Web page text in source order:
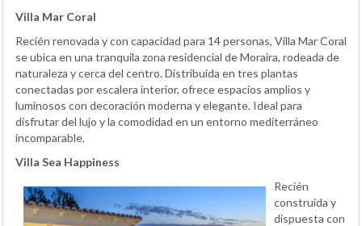
Villa Mar Coral
Recién renovada y con capacidad para 14 personas, Villa Mar Coral
se ubica en una tranquila zona residencial de Moraira, rodeada de
naturaleza y cerca del centro. Distribuida en tres plantas
conectadas por escalera interior, ofrece espacios amplios y
luminosos con decoración moderna y elegante. Ideal para
disfrutar del lujo y la comodidad en un entorno mediterráneo
incomparable.
Villa Sea Happiness
Recién
construida y
dispuesta con